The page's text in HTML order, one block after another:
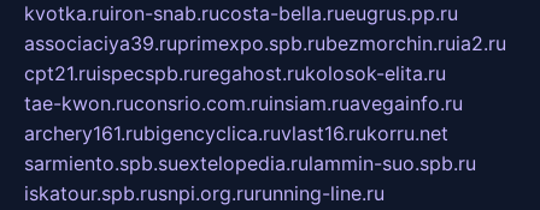
kvotka.ruiron-snab.rucosta-bella.rueugrus.pp.ru
associaciya39.ruprimexpo.spb.rubezmorchin.ruia2.ru
cpt21.ruispecspb.ruregahost.rukolosok-elita.ru
tae-kwon.ruconsrio.com.ruinsiam.ruavegainfo.ru
archery161.rubigencyclica.ruvlast16.rukorru.net
sarmiento.spb.suextelopedia.rulammin-suo.spb.ru
iskatour.spb.rusnpi.org.rurunning-line.ru